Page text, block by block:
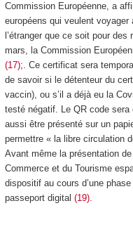
Commission Européenne, a
européens qui veulent voyager
l’étranger que ce soit pour
mars, la Commission
(17);. Ce certificat sera
de savoir si le détenteur du
vaccin), ou s’il a déjà eu la
testé négatif. Le QR code
aussi être présenté sur un
permettre « la libre circulation
Avant même la présentation
Commerce et du Tourisme
dispositif au cours d’une
passeport digital (19).